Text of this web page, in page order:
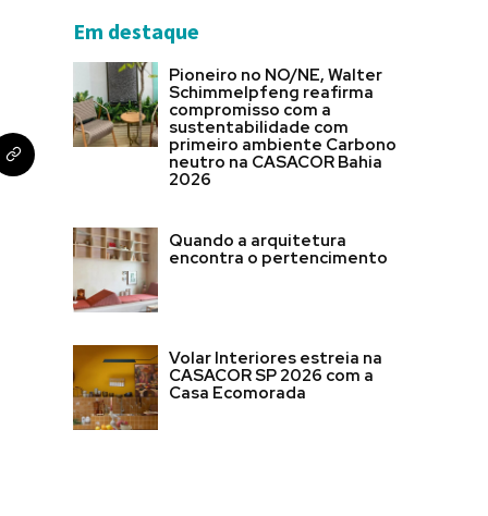
Em destaque
Pioneiro no NO/NE, Walter
Schimmelpfeng reafirma
compromisso com a
sustentabilidade com
primeiro ambiente Carbono
neutro na CASACOR Bahia
2026
Quando a arquitetura
encontra o pertencimento
Volar Interiores estreia na
CASACOR SP 2026 com a
Casa Ecomorada